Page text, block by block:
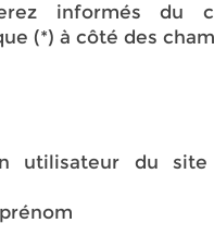
informés du
(*) à côté des
utilisateur du site